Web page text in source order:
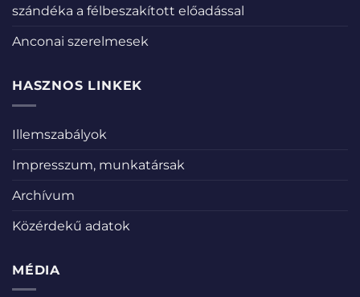
szándéka a félbeszakított előadással
Anconai szerelmesek
HASZNOS LINKEK
Illemszabályok
Impresszum, munkatársak
Archívum
Közérdekű adatok
MÉDIA